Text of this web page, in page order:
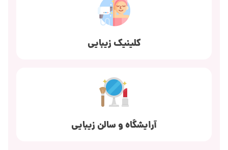
کلینیک زیبایی
آرایشگاه و سالن زیبایی